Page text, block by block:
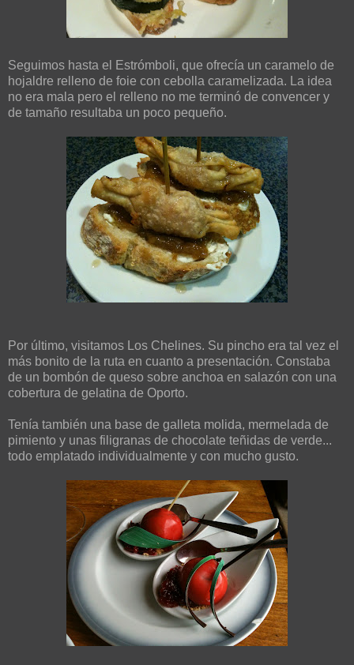
Seguimos hasta el Estrómboli, que ofrecía un caramelo de
hojaldre relleno de foie con cebolla caramelizada. La idea
no era mala pero el relleno no me terminó de convencer y
de tamaño resultaba un poco pequeño.
Por último, visitamos Los Chelines. Su pincho era tal vez el
más bonito de la ruta en cuanto a presentación. Constaba
de un bombón de queso sobre anchoa en salazón con una
cobertura de gelatina de Oporto.
Tenía también una base de galleta molida, mermelada de
pimiento y unas filigranas de chocolate teñidas de verde...
todo emplatado individualmente y con mucho gusto.